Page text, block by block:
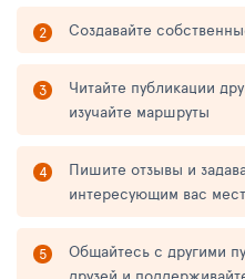
Создавайте
Читайте публикации
изучайте маршруты
Пишите отзывы и
интересующим вас
Общайтесь с другими